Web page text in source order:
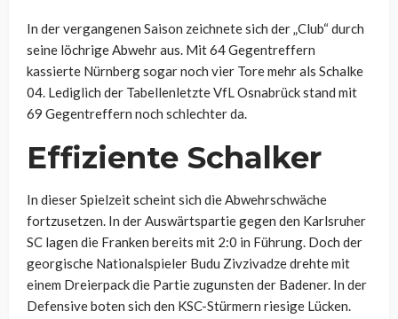
In der vergangenen Saison zeichnete sich der „Club“ durch
seine löchrige Abwehr aus. Mit 64 Gegentreffern
kassierte Nürnberg sogar noch vier Tore mehr als Schalke
04. Lediglich der Tabellenletzte VfL Osnabrück stand mit
69 Gegentreffern noch schlechter da.
Effiziente Schalker
In dieser Spielzeit scheint sich die Abwehrschwäche
fortzusetzen. In der Auswärtspartie gegen den Karlsruher
SC lagen die Franken bereits mit 2:0 in Führung. Doch der
georgische Nationalspieler Budu Zivzivadze drehte mit
einem Dreierpack die Partie zugunsten der Badener. In der
Defensive boten sich den KSC-Stürmern riesige Lücken.